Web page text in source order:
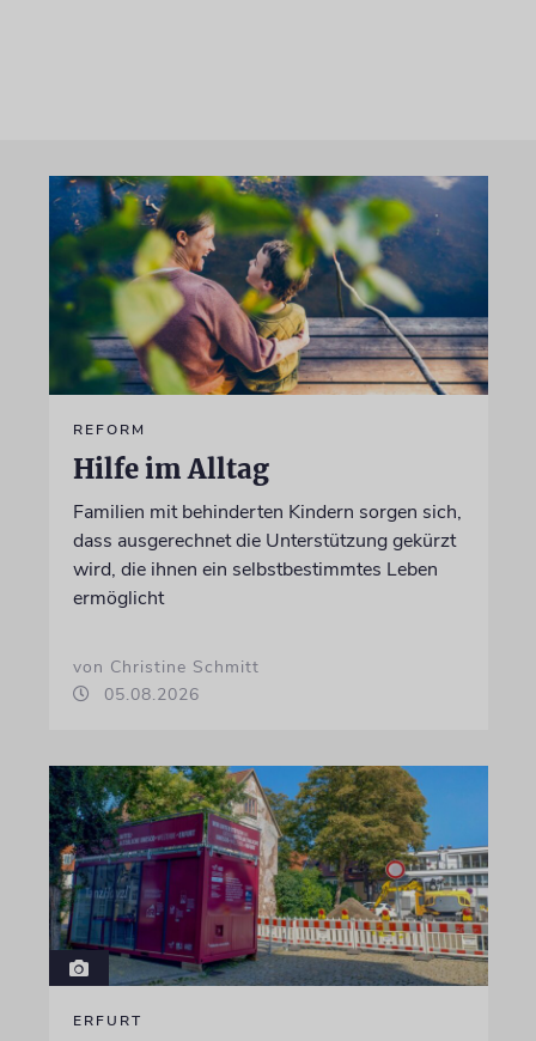
REFORM
Hilfe im Alltag
Familien mit behinderten Kindern sorgen sich,
dass ausgerechnet die Unterstützung gekürzt
wird, die ihnen ein selbstbestimmtes Leben
ermöglicht
von Christine Schmitt
05.08.2026
ERFURT